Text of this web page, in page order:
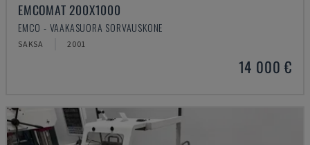
EMCOMAT 200X1000
EMCO - VAAKASUORA SORVAUSKONE
SAKSA 2001
14 000 €